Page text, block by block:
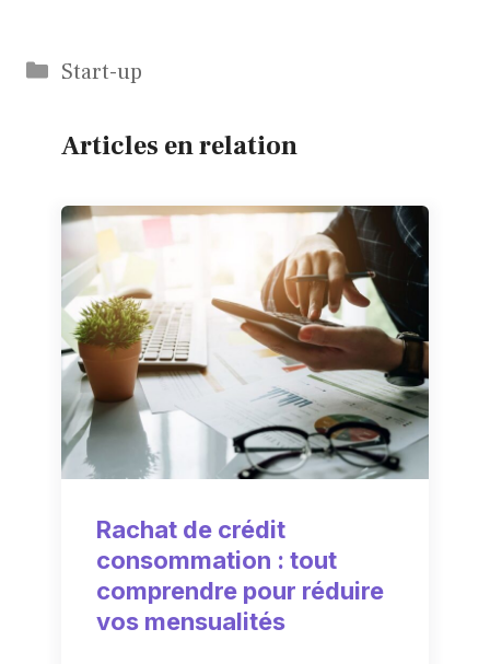
Catégories
Start-up
Articles en relation
Rachat de crédit
consommation : tout
comprendre pour réduire
vos mensualités